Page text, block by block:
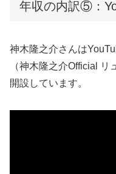
年収の内訳⑤：
神木隆之介さんは
（神木隆之介Official リ
開設しています。